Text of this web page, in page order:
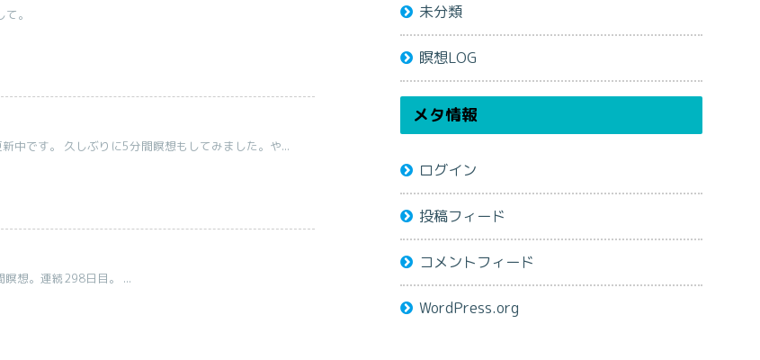
。
中です。 久しぶりに5分間瞑想もしてみました。や...
想。連続298日目。 ...
未分類
瞑想LOG
メタ情報
ログイン
投稿フィード
コメントフィード
WordPress.org